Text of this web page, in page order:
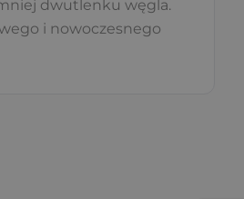
dwutlenku węgla.
i nowoczesnego